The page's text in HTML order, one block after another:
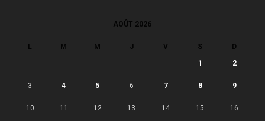
AOÛT 2026
L M M J V S D
1 2
3 4 5 6 7 8 9
10 11 12 13 14 15 16